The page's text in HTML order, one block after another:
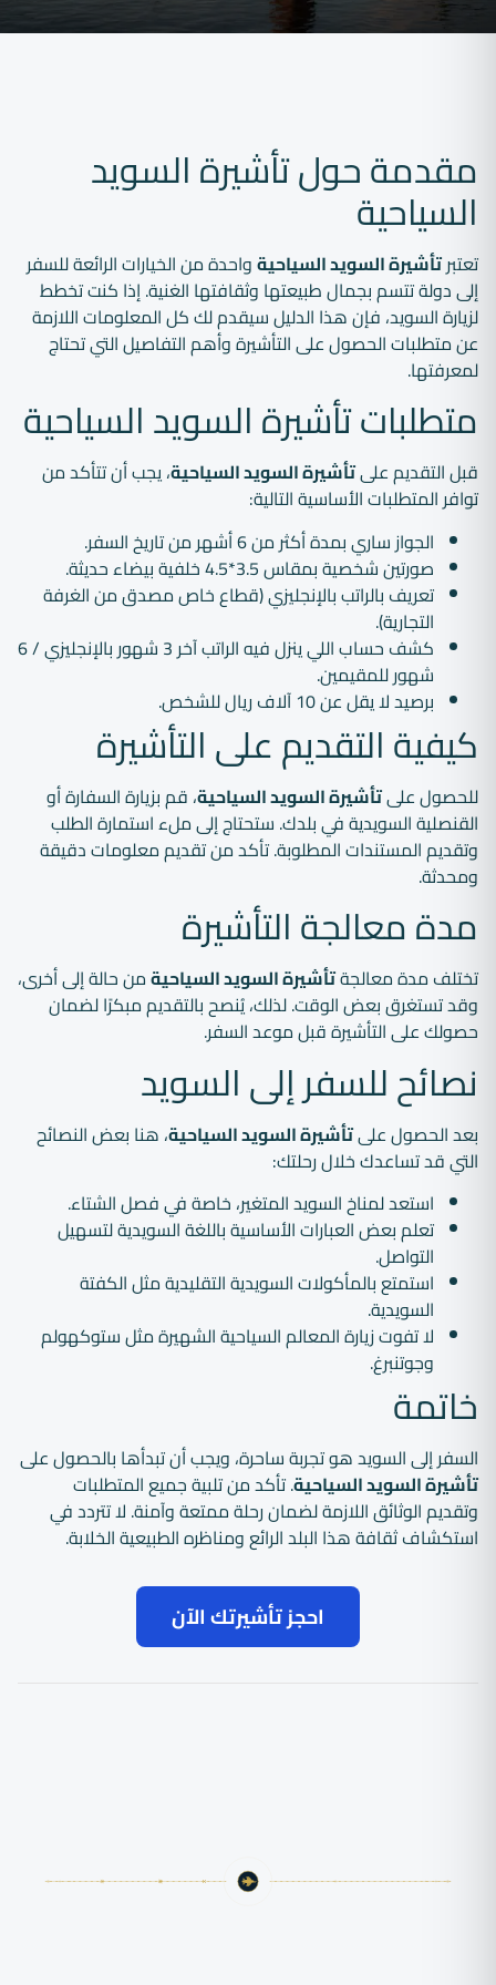
مقدمة حول تأشيرة السويد
السياحية
تعتبرتأشيرة السويد السياحيةواحدة من الخيارات الرائعة للسفر
إلى دولة تتسم بجمال طبيعتها وثقافتها الغنية. إذا كنت تخطط
لزيارة السويد، فإن هذا الدليل سيقدم لك كل المعلومات اللازمة
عن متطلبات الحصول على التأشيرة وأهم التفاصيل التي تحتاج
لمعرفتها.
متطلبات تأشيرة السويد السياحية
قبل التقديم علىتأشيرة السويد السياحية، يجب أن تتأكد من
توافر المتطلبات الأساسية التالية:
الجواز ساري بمدة أكثر من 6 أشهر من تاريخ السفر.
صورتين شخصية بمقاس 3.5*4.5 خلفية بيضاء حديثة.
تعريف بالراتب بالإنجليزي (قطاع خاص مصدق من الغرفة
التجارية).
كشف حساب اللي ينزل فيه الراتب آخر 3 شهور بالإنجليزي / 6
شهور للمقيمين.
برصيد لا يقل عن 10 آلاف ريال للشخص.
كيفية التقديم على التأشيرة
للحصول علىتأشيرة السويد السياحية، قم بزيارة السفارة أو
القنصلية السويدية في بلدك. ستحتاج إلى ملء استمارة الطلب
وتقديم المستندات المطلوبة. تأكد من تقديم معلومات دقيقة
ومحدثة.
مدة معالجة التأشيرة
تختلف مدة معالجةتأشيرة السويد السياحيةمن حالة إلى أخرى،
وقد تستغرق بعض الوقت. لذلك، يُنصح بالتقديم مبكرًا لضمان
حصولك على التأشيرة قبل موعد السفر.
نصائح للسفر إلى السويد
بعد الحصول علىتأشيرة السويد السياحية، هنا بعض النصائح
التي قد تساعدك خلال رحلتك:
استعد لمناخ السويد المتغير، خاصة في فصل الشتاء.
تعلم بعض العبارات الأساسية باللغة السويدية لتسهيل
التواصل.
استمتع بالمأكولات السويدية التقليدية مثل الكفتة
السويدية.
لا تفوت زيارة المعالم السياحية الشهيرة مثل ستوكهولم
وجوتنبرغ.
خاتمة
السفر إلى السويد هو تجربة ساحرة، ويجب أن تبدأها بالحصول على
تأشيرة السويد السياحية. تأكد من تلبية جميع المتطلبات
وتقديم الوثائق اللازمة لضمان رحلة ممتعة وآمنة. لا تتردد في
استكشاف ثقافة هذا البلد الرائع ومناظره الطبيعية الخلابة.
احجز تأشيرتك الآن